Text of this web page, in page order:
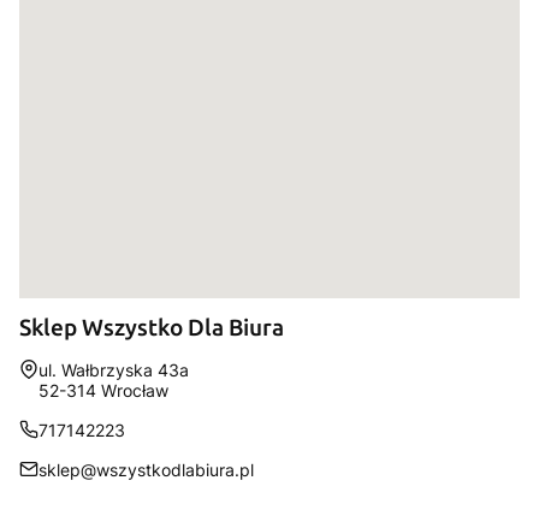
Sklep Wszystko Dla Biura
Adres:
ul. Wałbrzyska 43a
52-314 Wrocław
717142223
sklep@wszystkodlabiura.pl